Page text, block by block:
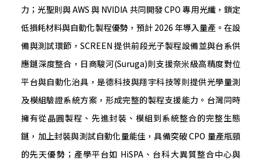
力；光聖則與 AWS 與 NVIDIA 共同開發 CPO 專用光纖，鎖定
低損耗材料與自動化製程優勢，預計 2026 年導入量產。在設
備與測試環節，SCREEN 提供前段光子製程設備並與台系供
應鏈深度整合，日商駿河(Suruga)則支援奈米級高精度對位
平台與自動化治具，是德科技與翔宇科技等則提供光學量測
及模組驗證系統方案，形成完整的製程支援能力。台灣同時
擁有從晶圓製程、先進封裝、模組到系統整合的完整生態
鏈，加上封裝與測試自動化量能佳，具備突破 CPO 量產瓶頸
的先天優勢；產學平台如 HiSPA、台科大異質整合中心與